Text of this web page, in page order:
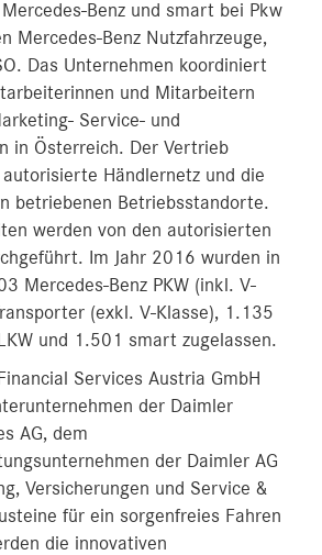
Benz und smart bei Pkw
Mercedes-Benz Nutzfahrzeuge,
Das Unternehmen koordiniert
und Mitarbeitern
Service- und
in Österreich. Der Vertrieb
Händlernetz und die
betriebenen Betriebsstandorte.
werden von den autorisierten
Im Jahr 2016 wurden in
Mercedes-Benz PKW (inkl. V-
(exkl. V-Klasse), 1.135
und 1.501 smart zugelassen.
Services Austria GmbH
der Daimler
AG, dem
der Daimler AG
Versicherungen und Service &
für ein sorgenfreies Fahren
die innovativen